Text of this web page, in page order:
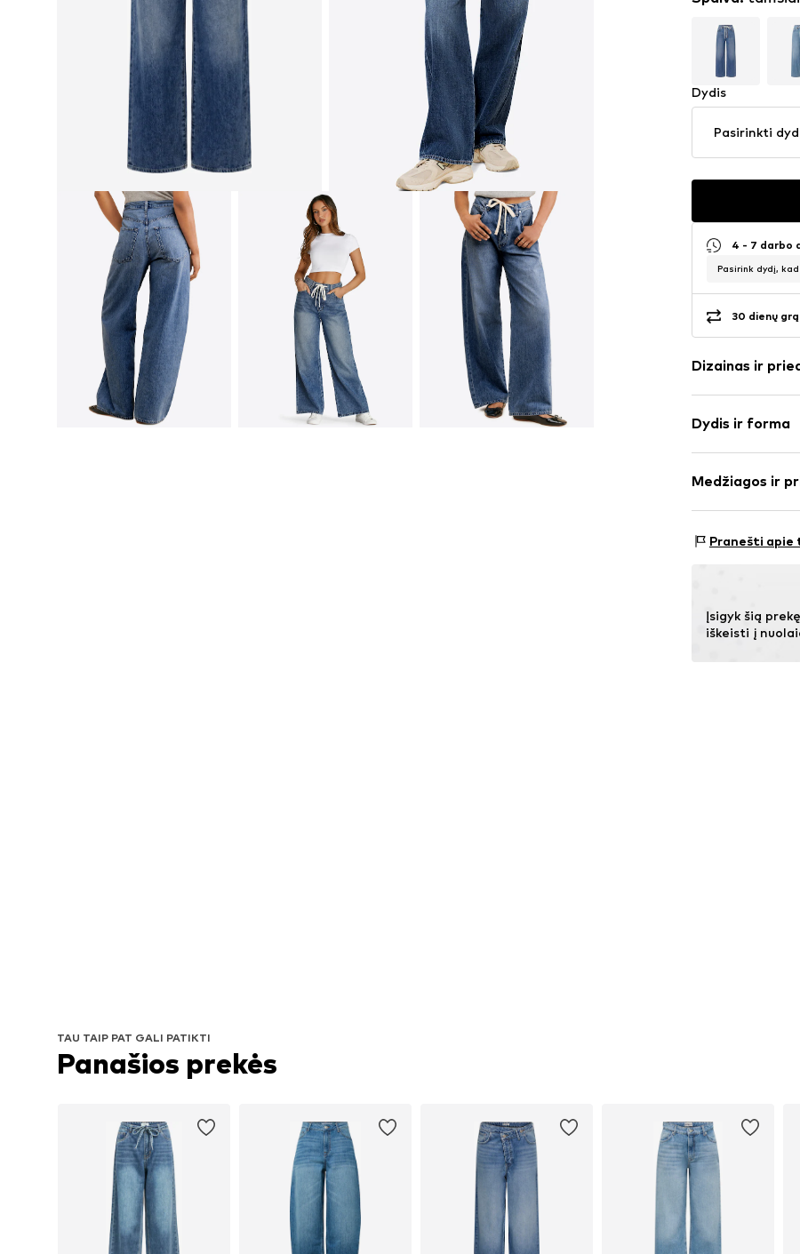
Dydis
Pasirinkti
4 - 7 darbo
Pasirink dydį,
30 dienų
Dizainas ir
džinsai
Stipriai
Modelis su 5
Dydis ir forma
Juosmens
Dydžių lentelė
Medžiagos ir
Medžiaga: 66%
Pranešti apie
Įsigyk šią
iškeisti į
TAU TAIP PAT GALI PATIKTI
Panašios prekės